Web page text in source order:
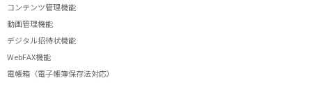
コンテンツ管理機能
動画管理機能
デジタル招待状機能
WebFAX機能
電帳箱（電子帳簿保存法対応）